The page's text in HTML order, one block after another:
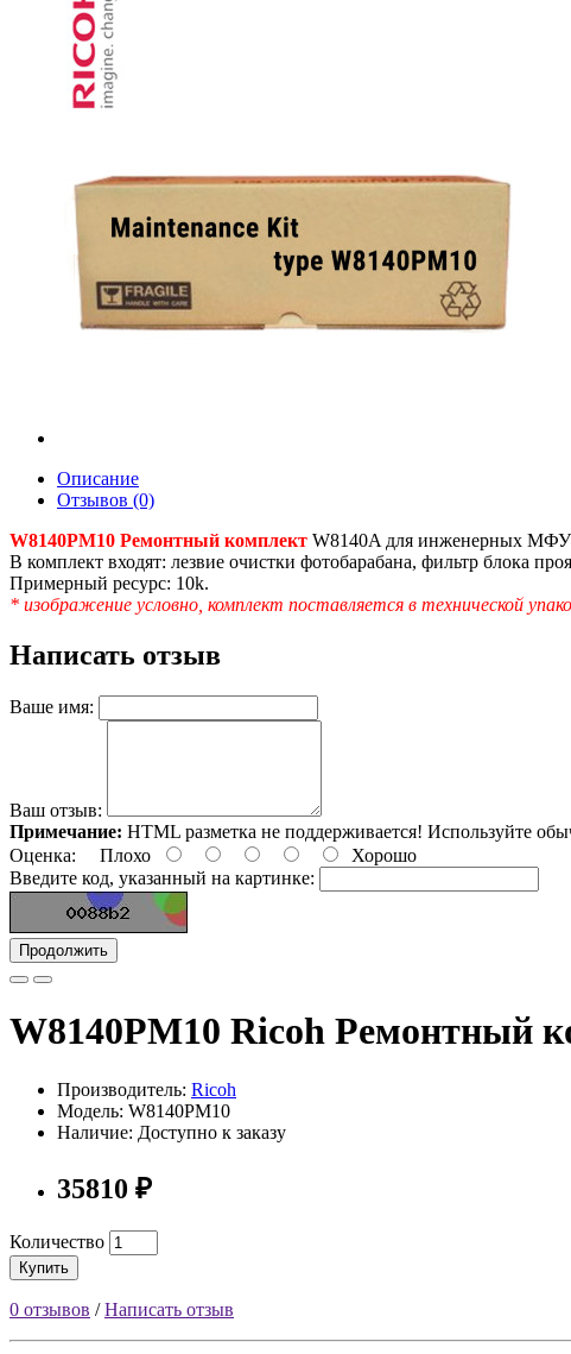
Описание
Отзывов (0)
W8140PM10 Ремонтный комплект W8140A для инженерных МФУ
В комплект входят: лезвие очистки фотобарабана, фильтр блока
Примерный ресурс: 10k.
* изображение условно, комплект поставляется в технической
Написать отзыв
Ваше имя:
Ваш отзыв:
Примечание: HTML разметка не поддерживается! Используйте
Оценка: Плохо
Хорошо
Введите код, указанный на картинке:
Продолжить
W8140PM10 Ricoh Ремонтный
Производитель: Ricoh
Модель: W8140PM10
Наличие: Доступно к заказу
35810 ₽
Количество
Купить
0 отзывов /Написать отзыв